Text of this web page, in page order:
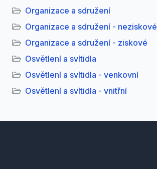
Organizace a sdružení
Organizace a sdružení - neziskové
Organizace a sdružení - ziskové
Osvětlení a svítidla
Osvětlení a svítidla - venkovní
Osvětlení a svítidla - vnitřní